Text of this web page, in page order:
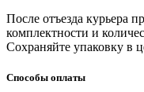
После отъезда курьера
комплектности и
Сохраняйте упаковку в
Способы оплаты